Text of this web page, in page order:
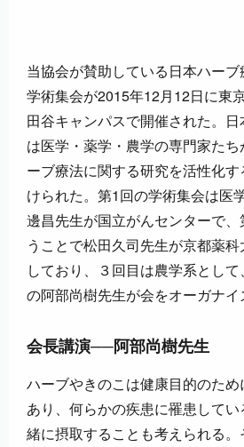
当協会が賛助している日本ハー
学術集会が2015年12月12日に東
田谷キャンパスで開催された。
は医学・薬学・農学の専門家た
ーブ療法に関する研究を活性化
けられた。第1回の学術集会は医
邊昌先生が国立がんセンターで
うことで松田久司先生が京都薬
しており、３回目は農学系とし
の阿部尚樹先生が会をオーガナイ
会長講演──阿部尚樹先生
ハーブやきのこは健康目的のた
あり、何らかの疾患に罹患して
緒に摂取することも考えられる